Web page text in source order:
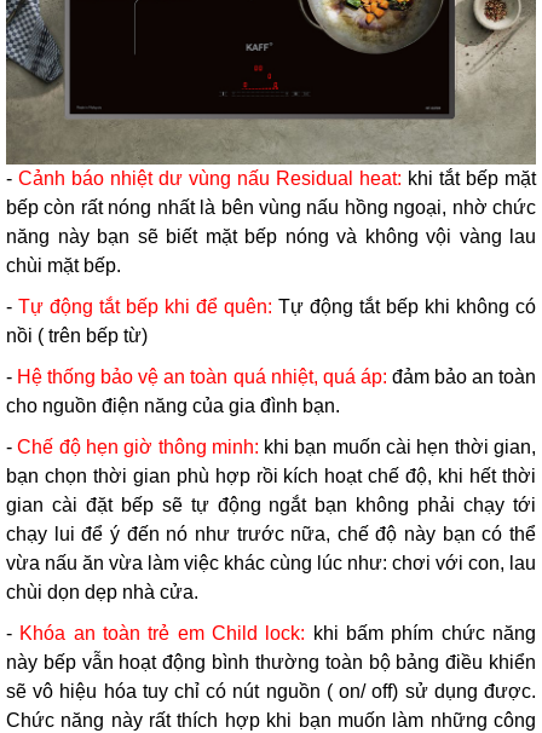
- Cảnh báo nhiệt dư vùng nấu Residual heat: khi tắt bếp mặt
bếp còn rất nóng nhất là bên vùng nấu hồng ngoại, nhờ chức
năng này bạn sẽ biết mặt bếp nóng và không vội vàng lau
chùi mặt bếp.
- Tự động tắt bếp khi để quên: Tự động tắt bếp khi không có
nồi ( trên bếp từ)
- Hệ thống bảo vệ an toàn quá nhiệt, quá áp: đảm bảo an toàn
cho nguồn điện năng của gia đình bạn.
-Chế độ hẹn giờ thông minh: khi bạn muốn cài hẹn thời gian,
bạn chọn thời gian phù hợp rồi kích hoạt chế độ, khi hết thời
gian cài đặt bếp sẽ tự động ngắt bạn không phải chạy tới
chạy lui để ý đến nó như trước nữa, chế độ này bạn có thể
vừa nấu ăn vừa làm việc khác cùng lúc như: chơi với con, lau
chùi dọn dẹp nhà cửa.
- Khóa an toàn trẻ em Child lock: khi bấm phím chức năng
này bếp vẫn hoạt động bình thường toàn bộ bảng điều khiển
sẽ vô hiệu hóa tuy chỉ có nút nguồn ( on/ off) sử dụng được.
Chức năng này rất thích hợp khi bạn muốn làm những công